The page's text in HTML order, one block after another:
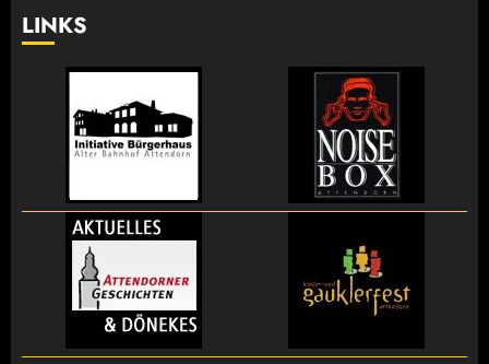
LINKS